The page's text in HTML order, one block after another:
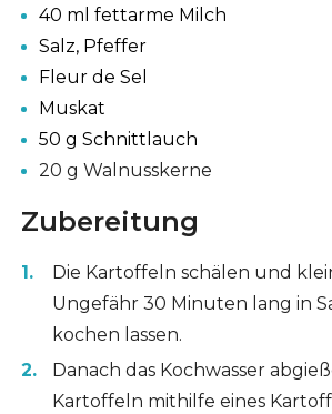
40 ml fettarme Milch
Salz, Pfeffer
Fleur de Sel
Muskat
50 g Schnittlauch
20 g Walnusskerne
Zubereitung
Die Kartoffeln schälen und
Ungefähr 30 Minuten lang in
kochen lassen.
Danach das Kochwasser
Kartoffeln mithilfe eines